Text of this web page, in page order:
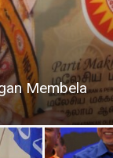
Membela